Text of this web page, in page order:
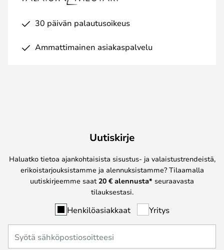
30 päivän palautusoikeus
Ammattimainen asiakaspalvelu
Uutiskirje
Haluatko tietoa ajankohtaisista sisustus- ja valaistustrendeistä,
erikoistarjouksistamme ja alennuksistamme? Tilaamalla
uutiskirjeemme saat 20 € alennusta* seuraavasta
tilauksestasi.
Henkilöasiakkaat Yritys